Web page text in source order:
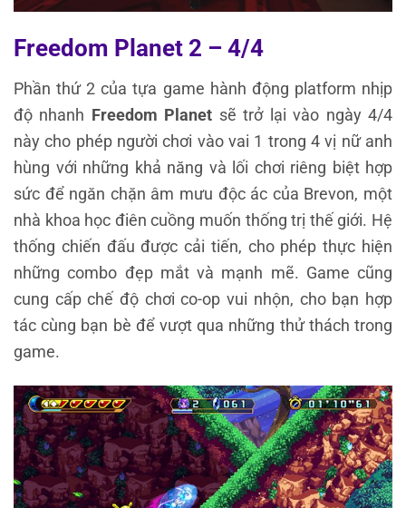
Freedom Planet 2 – 4/4
Phần thứ 2 của tựa game hành động platform nhịp
độ nhanh Freedom Planet sẽ trở lại vào ngày 4/4
này cho phép người chơi vào vai 1 trong 4 vị nữ anh
hùng với những khả năng và lối chơi riêng biệt hợp
sức để ngăn chặn âm mưu độc ác của Brevon, một
nhà khoa học điên cuồng muốn thống trị thế giới. Hệ
thống chiến đấu được cải tiến, cho phép thực hiện
những combo đẹp mắt và mạnh mẽ. Game cũng
cung cấp chế độ chơi co-op vui nhộn, cho bạn hợp
tác cùng bạn bè để vượt qua những thử thách trong
game.